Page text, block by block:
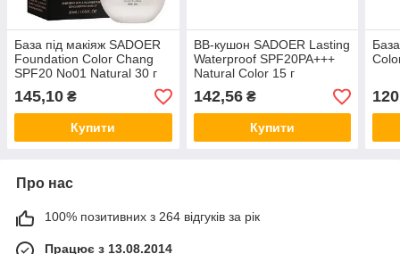
База під макіяж SADOER
Foundation Color Chang
SPF20 No01 Natural 30 г
145,10 ₴
Купити
BB-кушон SADOER Lasting
Waterproof SPF20PA+++
Natural Color 15 г
142,56₴
Купити
Про нас
100% позитивних з 264 відгуків за рік
Працює з 13.08.2014